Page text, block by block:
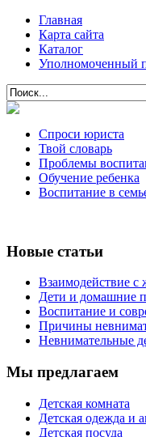
Главная
Карта сайта
Каталог
Уполномоченный
Спроси юриста
Твой словарь
Проблемы
Обучение ребенка
Воспитание в
Новые статьи
Взаимодействие
Дети и домашние
Воспитание и
Причины
Невнимательные
Мы предлагаем
Детская комната
Детская одежда и
Детская посуда